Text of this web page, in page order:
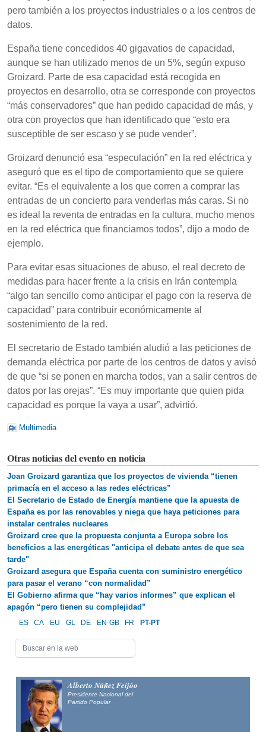
pero también a los proyectos industriales o a los centros de
datos.
España tiene concedidos 40 gigavatios de capacidad,
aunque se han utilizado menos de un 5%, según expuso
Groizard. Parte de esa capacidad está recogida en
proyectos en desarrollo, otra se corresponde con proyectos
“más conservadores” que han pedido capacidad de más, y
otra con proyectos que han identificado que “esto era
susceptible de ser escaso y se pude vender”.
Groizard denunció esa “especulación” en la red eléctrica y
aseguró que es el tipo de comportamiento que se quiere
evitar. “Es el equivalente a los que corren a comprar las
entradas de un concierto para venderlas más caras. Si no
es ideal la reventa de entradas en la cultura, mucho menos
en la red eléctrica que financiamos todos”, dijo a modo de
ejemplo.
Para evitar esas situaciones de abuso, el real decreto de
medidas para hacer frente a la crisis en Irán contempla
“algo tan sencillo como anticipar el pago con la reserva de
capacidad” para contribuir económicamente al
sostenimiento de la red.
El secretario de Estado también aludió a las peticiones de
demanda eléctrica por parte de los centros de datos y avisó
de que “si se ponen en marcha todos, van a salir centros de
datos por las orejas”. “Es muy importante que quien pida
capacidad es porque la vaya a usar”, advirtió.
Multimedia
Otras noticias del evento en noticia
Joan Groizard garantiza que los proyectos de vivienda “tienen
primacía en el acceso a las redes eléctricas”
El Secretario de Estado de Energía mantiene que la apuesta de
España es por las renovables y niega que haya peticiones para
instalar centrales nucleares
Groizard cree que la propuesta conjunta a Europa sobre los
beneficios a las energéticas "anticipa el debate antes de que sea
tarde"
Groizard asegura que España cuenta con suministro energético
para pasar el verano “con normalidad”
El Gobierno afirma que “hay varios informes” que explican el
apagón “pero tienen su complejidad”
ES CA EU GL DE EN-GB FR PT-PT
Alberto Núñez Feijóo
Presidente Nacional del
Partido Popular